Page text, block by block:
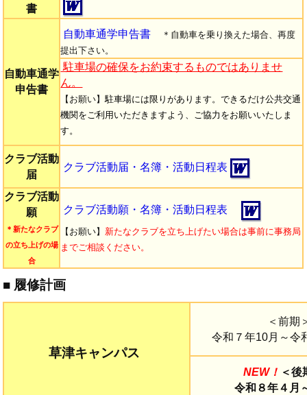
書
自動車通学
申告書
自動車通学申告書
＊自動車を乗り換えた場合、再度
提出下さい。
駐車場の確保をお約束するものではありませ
ん。
【お願い】駐車場には限りがあります。できるだけ公共交通
機関をご利用いただきますよう、ご協力をお願いいたしま
す。
クラブ活動
届
クラブ活動届・名簿・活動日程表
クラブ活動
願
＊新たなクラブ
の立ち上げの場
合
クラブ活動願・名簿・活動日程表
【お願い】 新たなクラブを立ち上げたい場合は事前に事務局
までご相談ください。
■ 履修計画
草津キャンパス
＜前期
令和７年10月～令
NEW！ ＜後
令和８年４月